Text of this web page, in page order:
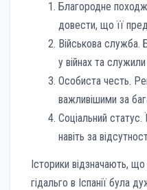
Благородне
довести, що її
Військова служба.
у війнах та
Особиста честь.
важливішими за
Соціальний статус.
навіть за
Історики відзначають, що
гідальго в Іспанії була